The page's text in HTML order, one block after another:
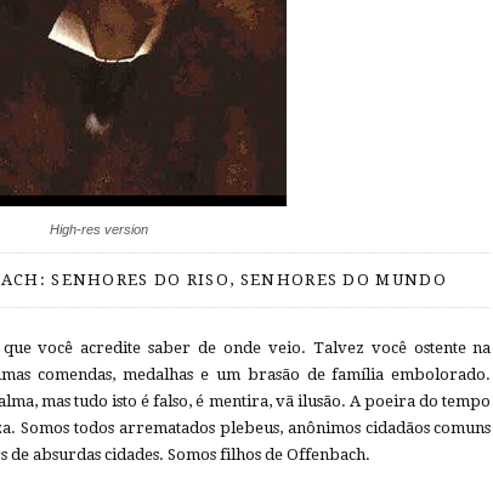
High-res version
SENHORES DO RISO, SENHORES DO MUNDO
você acredite saber de onde veio. Talvez você ostente na
comendas, medalhas e um brasão de família embolorado.
mas tudo isto é falso, é mentira, vã ilusão. A poeira do tempo
Somos todos arrematados plebeus, anônimos cidadãos comuns
absurdas cidades. Somos filhos de Offenbach.